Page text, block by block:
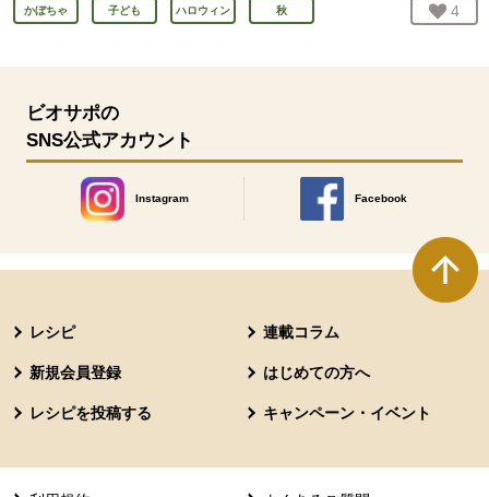
かぼちゃ 子ども ハロウィン 秋 お気
4
ビオサポの
SNS公式アカウント
Instagram
別のウィンドウで開きます。
Facebook
別のウィンドウで開きます
レシピ 連載コラム
新規会員登録 はじめての方へ
レシピを投稿する キャンペーン・イベント